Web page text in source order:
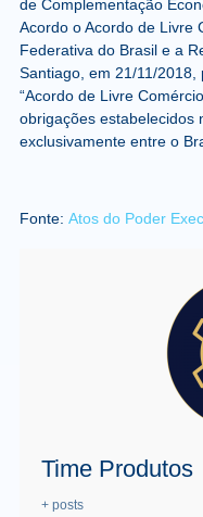
de Complementação
Acordo o Acordo de Livre
Federativa do Brasil e a
Santiago, em 21/11/2018,
“Acordo de Livre
obrigações estabelecidos
exclusivamente entre o
Fonte: Atos do Poder
Time Produtos
+ posts